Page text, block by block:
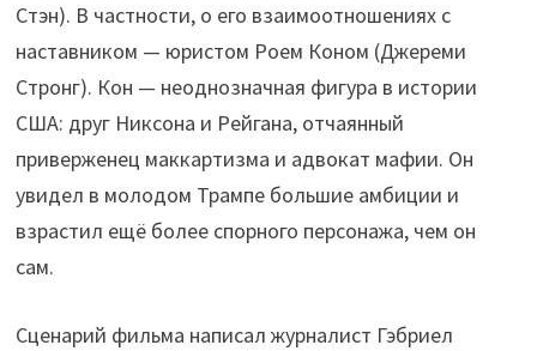
Стэн). В частности, о его взаимоотношениях с
наставником — юристом Роем Коном (Джереми
Стронг). Кон — неоднозначная фигура в истории
США: друг Никсона и Рейгана, отчаянный
приверженец маккартизма и адвокат мафии. Он
увидел в молодом Трампе большие амбиции и
взрастил ещё более спорного персонажа, чем он
сам.
Сценарий фильма написал журналист Гэбриел